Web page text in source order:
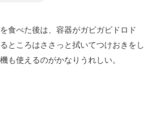
食べた後は、容器がガビガビドロド
ところはささっと拭いてつけおきをし
も使えるのがかなりうれしい。